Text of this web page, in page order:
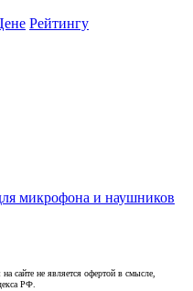
Рейтингу
микрофона и наушников
сайте не является офертой в смысле,
РФ.